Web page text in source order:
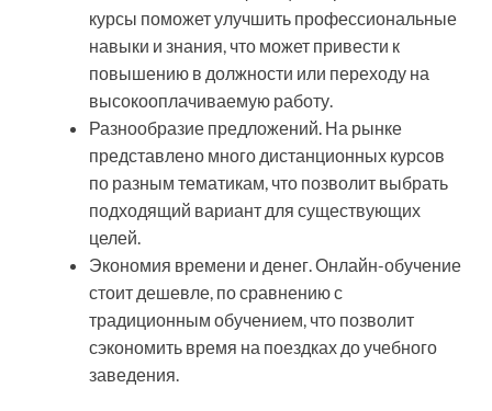
курсы поможет улучшить профессиональные
навыки и знания, что может привести к
повышению в должности или переходу на
высокооплачиваемую работу.
Разнообразие предложений. На рынке
представлено много дистанционных курсов
по разным тематикам, что позволит выбрать
подходящий вариант для существующих
целей.
Экономия времени и денег. Онлайн-обучение
стоит дешевле, по сравнению с
традиционным обучением, что позволит
сэкономить время на поездках до учебного
заведения.